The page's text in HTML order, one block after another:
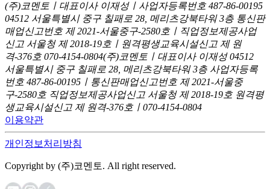
(주)코멘토ㅣ대표이사 이재성ㅣ사업자등록번호 487-86-00195
04512 서울특별시 중구 칠패로 28, 메리츠강북타워 3층 통신판
매업신고번호 제 2021-서울중구-2580호ㅣ직업정보제공사업
신고 서울청 제 2018-19호ㅣ원격평생교육시설신고 제 원
격-376호 070-4154-0804(주)코멘토ㅣ대표이사 이재성 04512
서울특별시 중구 칠패로 28, 메리츠강북타워 3층 사업자등록
번호 487-86-00195ㅣ통신판매업신고번호 제 2021-서울중
구-2580호 직업정보제공사업신고 서울청 제 2018-19호 원격평
생교육시설신고 제 원격-376호ㅣ070-4154-0804
이용약관
개인정보처리방침
Copyright by (주)코멘토. All right reserved.